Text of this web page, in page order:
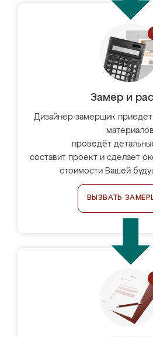
Замер и
Дизайнер-замерщик
проведёт
составит проект и сделает
стоимости Вашей
ВЫЗВАТЬ